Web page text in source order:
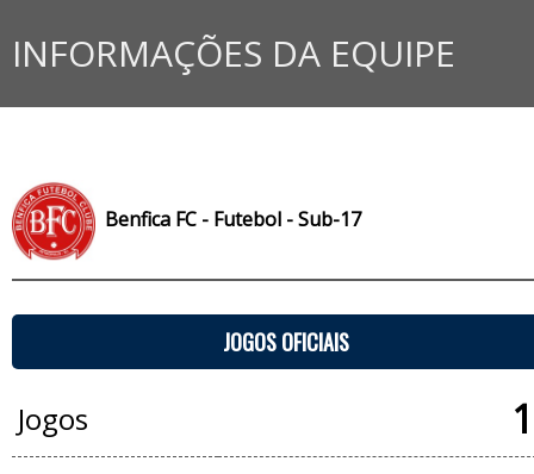
INFORMAÇÕES DA EQUIPE
Benfica FC - Futebol - Sub-17
JOGOS OFICIAIS
Jogos